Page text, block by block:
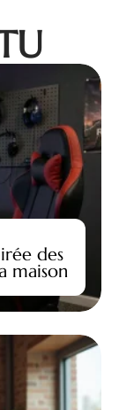
des
maison